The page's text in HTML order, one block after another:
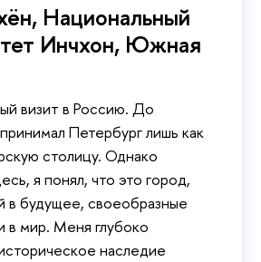
Национальный
Инчхон, Южная
визит в Россию. До
Петербург лишь как
столицу. Однако
я понял, что это город,
в будущее, своеобразные
в мир. Меня глубоко
наследие